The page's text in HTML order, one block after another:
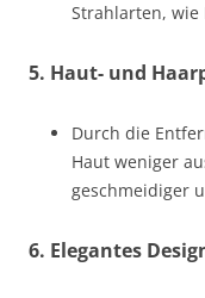
Strahlarten, wie
5. Haut- und
Durch die
Haut weniger
geschmeidiger
6. Elegantes